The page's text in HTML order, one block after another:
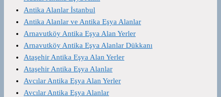
Antika Alanlar İstanbul
Antika Alanlar ve Antika Eşya Alanlar
Arnavutköy Antika Eşya Alan Yerler
Arnavutköy Antika Eşya Alanlar Dükkanı
Ataşehir Antika Eşya Alan Yerler
Ataşehir Antika Eşya Alanlar
Avcılar Antika Eşya Alan Yerler
Avcılar Antika Eşya Alanlar